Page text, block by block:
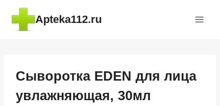
Перейти
содержимому
Apteka112.ru
Сыворотка EDEN для лица
увлажняющая, 30мл